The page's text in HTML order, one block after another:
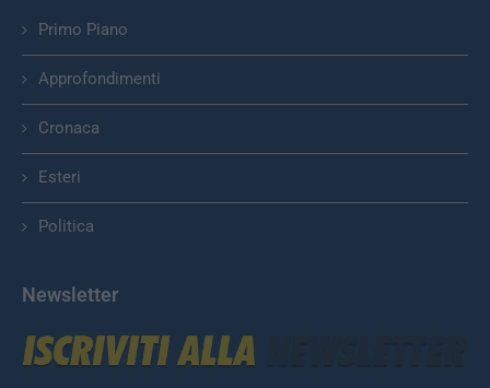
Primo Piano
Approfondimenti
Cronaca
Esteri
Politica
Newsletter